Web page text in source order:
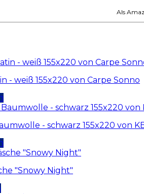
Als
- weiß 155x220 von Carpe Sonno
- schwarz 155x220 von
"Snowy Night"